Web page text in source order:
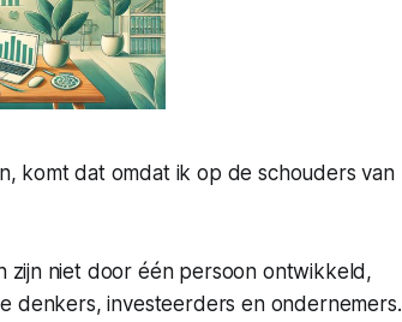
komt dat omdat ik op de schouders van
zijn niet door één persoon ontwikkeld,
denkers, investeerders en ondernemers.